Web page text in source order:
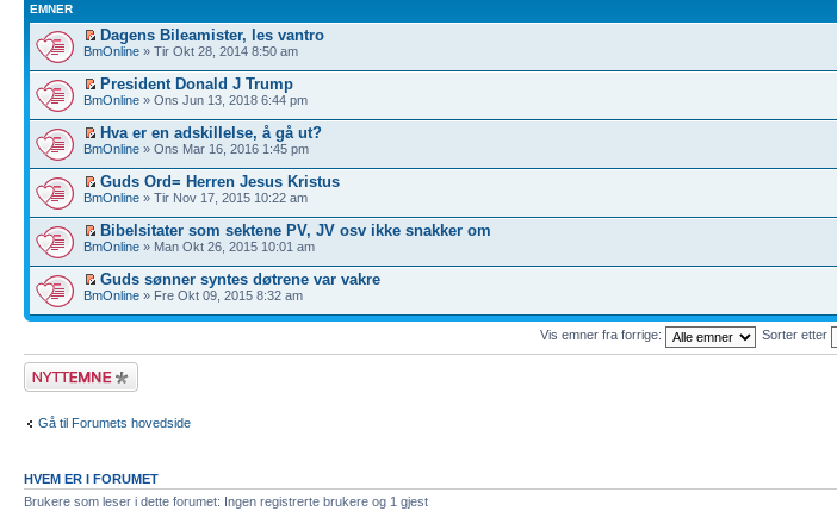
EMNER
Dagens Bileamister, les vantro
BmOnline » Tir Okt 28, 2014 8:50 am
President Donald J Trump
BmOnline » Ons Jun 13, 2018 6:44 pm
Hva er en adskillelse, å gå ut?
BmOnline » Ons Mar 16, 2016 1:45 pm
Guds Ord= Herren Jesus Kristus
BmOnline » Tir Nov 17, 2015 10:22 am
Bibelsitater som sektene PV, JV osv ikke snakker om
BmOnline » Man Okt 26, 2015 10:01 am
Guds sønner syntes døtrene var vakre
BmOnline » Fre Okt 09, 2015 8:32 am
Vis emner fra forrige: Sorter etter
Legg inn et nytt
emne
Gå til Forumets hovedside
HVEM ER I FORUMET
Brukere som leser i dette forumet: Ingen registrerte brukere og 1 gjest